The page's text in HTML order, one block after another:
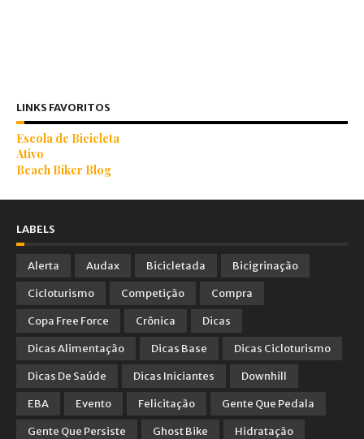
LINKS FAVORITOS
Escola de Bicicleta
Ativo
Beach Biker Blog
LABELS
Alerta Audax Bicicletada
Bicigrinação
Cicloturismo
Competição
Compra
Copa Free Force
Crônica
Dicas
Dicas Alimentação
Dicas Base
Dicas Cicloturismo
Dicas De Saúde
Dicas Iniciantes
Downhill
EBA
Evento Felicitação
Gente Que Pedala
Gente Que Persiste
Ghost Bike
Hidratação